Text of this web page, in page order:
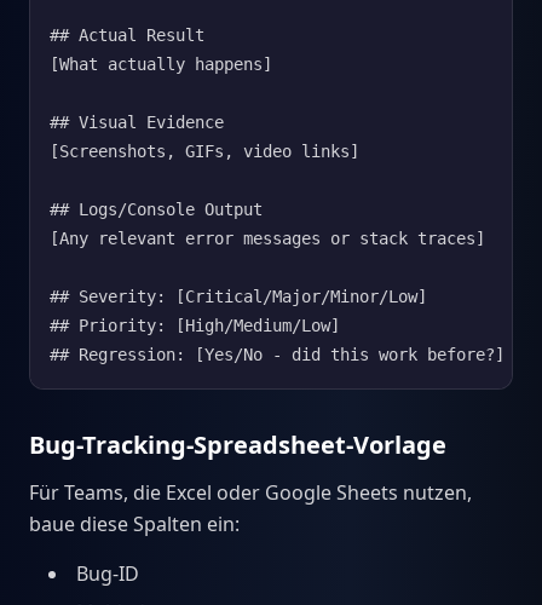
## Actual Result
[What actually happens]
## Visual Evidence
[Screenshots, GIFs, video links]
## Logs/Console Output
[Any relevant error messages or stack traces]
## Severity: [Critical/Major/Minor/Low]
## Priority: [High/Medium/Low]
## Regression: [Yes/No - did this work before?]
Bug-Tracking-Spreadsheet-Vorlage
Für Teams, die Excel oder Google Sheets nutzen,
baue diese Spalten ein:
Bug-ID